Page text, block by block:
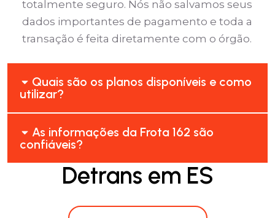
totalmente seguro. Nós não salvamos seus
dados importantes de pagamento e toda a
transação é feita diretamente com o órgão.
Quais são os planos disponíveis e como
utilizar?
As informações da Frota 162 são
confiáveis?
Detrans em ES